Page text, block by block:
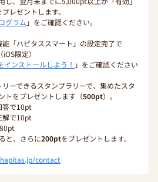
レゼントします。
グラム 」をご確認ください。
能「ハピタススマート」の設定完了で
限定）
ンストールしよう！ 」をご確認ください
リーできるスタンプラリーで、集めたスタ
トをプレゼントします（500pt）。
答で10pt
解で10pt
と、さらに200ptをプレゼントします。
contact